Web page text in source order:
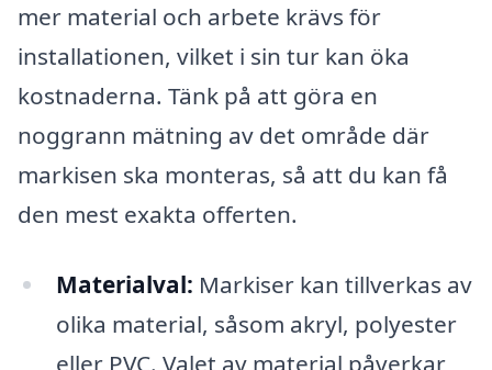
mer material och arbete krävs för
installationen, vilket i sin tur kan öka
kostnaderna. Tänk på att göra en
noggrann mätning av det område där
markisen ska monteras, så att du kan få
den mest exakta offerten.
Materialval: Markiser kan tillverkas av
olika material, såsom akryl, polyester
eller PVC. Valet av material påverkar